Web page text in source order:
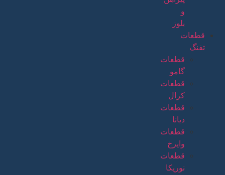
و
بلوز
قطعات
تفنگ
قطعات
گامو
قطعات
کرال
قطعات
دیانا
قطعات
وایرخ
قطعات
نوریکا